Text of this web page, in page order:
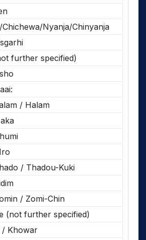
Chichewa/Nyanja/Chinyanja
further specified)
/ Halam
/ Thadou-Kuki
/ Zomi-Chin
(not further specified)
/ Khowar